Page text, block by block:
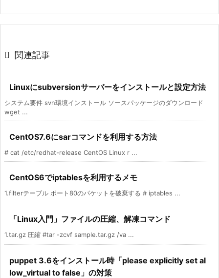
 関連記事
Linuxにsubversionサーバーをインストールと設定方法
システム要件 svn環境インストール ソースパッケージのダウンロード
wget ...
CentOS7.6にsarコマンドを利用する方法
# cat /etc/redhat-release CentOS Linux r ...
CentOS6でiptablesを利用するメモ
1.filterテーブル ポート80のパケットを破棄する # iptables ...
「Linux入門」ファイルの圧縮、解凍コマンド
1.tar.gz 圧縮 #tar -zcvf sample.tar.gz /va ...
puppet 3.6をインストール時「please explicitly set al
low_virtual to false」の対策